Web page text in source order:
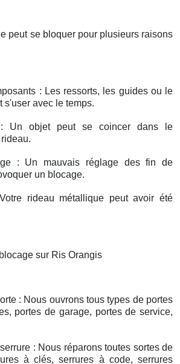
peut se bloquer pour plusieurs raisons
: Les ressorts, les guides ou le
s'user avec le temps.
Un objet peut se coincer dans le
: Un mauvais réglage des fin de
un blocage.
rideau métallique peut avoir été
sur Ris Orangis
: Nous ouvrons tous types de portes
portes de garage, portes de service,
: Nous réparons toutes sortes de
à clés, serrures à code, serrures